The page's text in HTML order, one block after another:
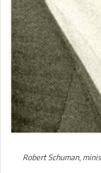
Robert Schuman,